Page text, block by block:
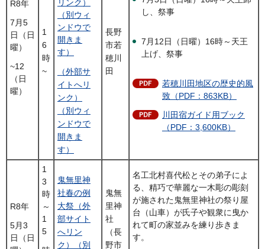
R8年
7月5
日（日
曜）
~12
（日
曜）
1
6
時
~
リンク）
（別ウィ
ンドウで
開きま
す）
（外部サ
イトへリ
ンク）
（別ウィ
ンドウで
開きま
す）
長野
市若
穂川
田
し、祭事
7月12日（日曜）16時～天王
上げ、祭事
若穂川田地区の歴史的風
致（PDF：863KB）
川田宿ガイド用ブック
（PDF：3,600KB）
R8年
5月3
日（日
1
3
時
～
1
5
鬼無里神
社春の例
大祭（外
部サイト
へリン
ク）（別
鬼無
里神
社
（長
野市
名工北村喜代松とその弟子によ
る、精巧で華麗な一木彫の彫刻
が施された鬼無里神社の祭り屋
台（山車）が氏子や観衆に曳か
れて町の家並みを練り歩きま
す。